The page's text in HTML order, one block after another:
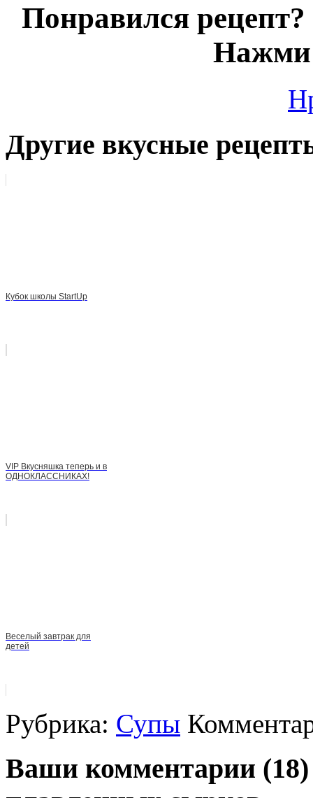
Понравился
Нажми
Другие вкусные
Кубок школы StartUp
VIP Вкусняшка теперь и в
ОДНОКЛАССНИКАХ!
Веселый завтрак для
детей
Рубрика: Супы
Ваши комментарии